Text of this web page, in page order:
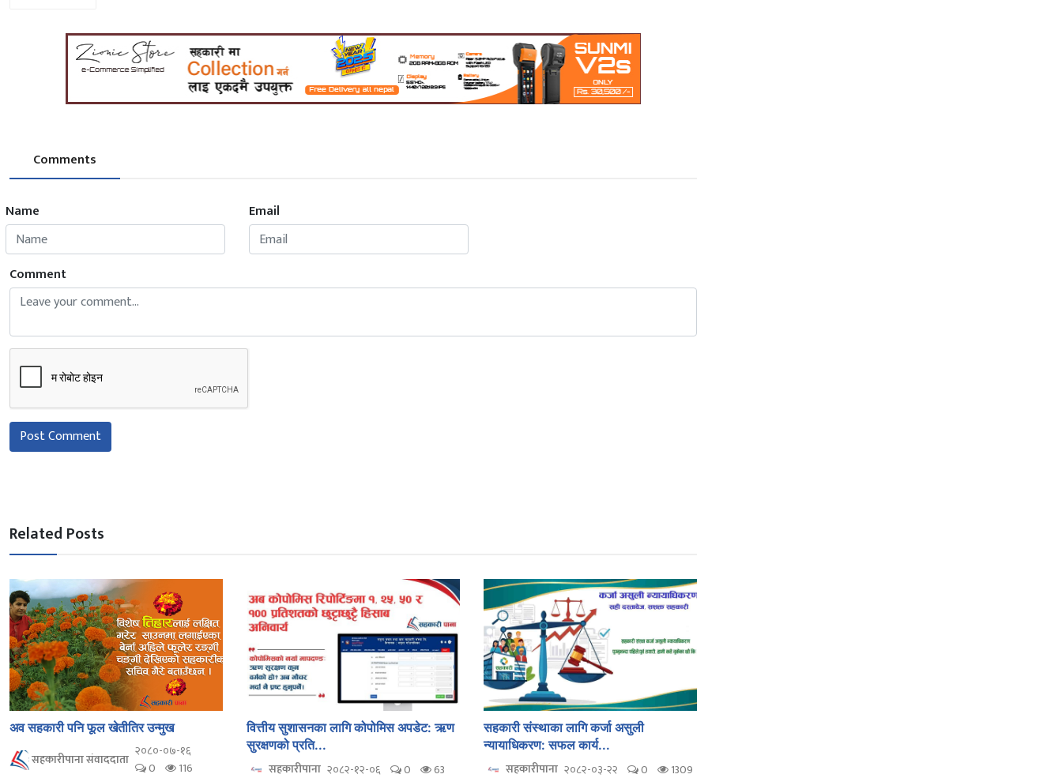
Comments
Name Email
Comment
Post Comment
Related Posts
अव सहकारी पनि फूल खेतीतिर उन्मुख
सहकारीपाना संवाददाता २०८०-०७-१६
0
116
वित्तीय सुशासनका लागि कोपोमिस अपडेट: ऋण
सुरक्षणको प्रति...
सहकारीपाना २०८२-१२-०६ 0 63
सहकारी संस्थाका लागि कर्जा असुली
न्यायाधिकरण: सफल कार्य...
सहकारीपाना २०८२-०३-२२ 0 1309